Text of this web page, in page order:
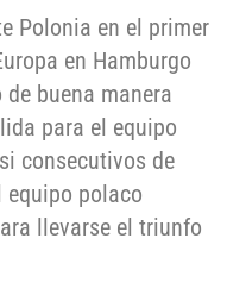
Polonia en el primer
en Hamburgo
buena manera
para el equipo
consecutivos de
equipo polaco
llevarse el triunfo